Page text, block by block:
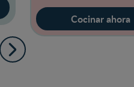
Cocinar ahora